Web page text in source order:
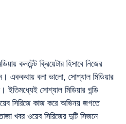
কনটেন্ট ক্রিয়েটার হিসাবে নিজের
এককথায় বলা ভালো, সোশ্যাল মিডিয়ার
ইতিমধ্যেই সোশ্যাল মিডিয়ার গন্ডি
সিরিজে কাজ করে অভিনয় জগতে
খবর ওয়েব সিরিজের দুটি সিজনে